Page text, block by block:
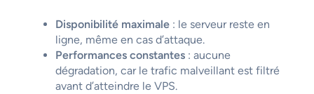
Disponibilité maximale: le serveur reste en
ligne, même en cas d’attaque.
Performances constantes: aucune
dégradation, car le trafic malveillant est filtré
avant d’atteindre le VPS.